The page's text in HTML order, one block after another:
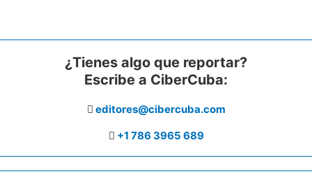
¿Tienes algo que reportar?
Escribe a CiberCuba:
editores@cibercuba.com
+1 786 3965 689